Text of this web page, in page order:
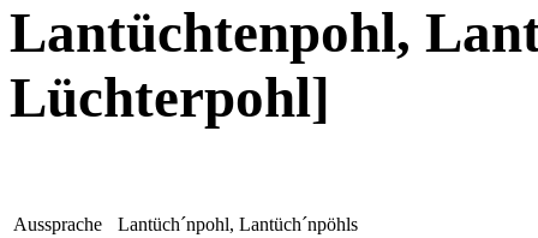
Lantüchtenpohl,
Lüchterpohl]
Aussprache
Lantüch´npohl, Lantüch´npöhls